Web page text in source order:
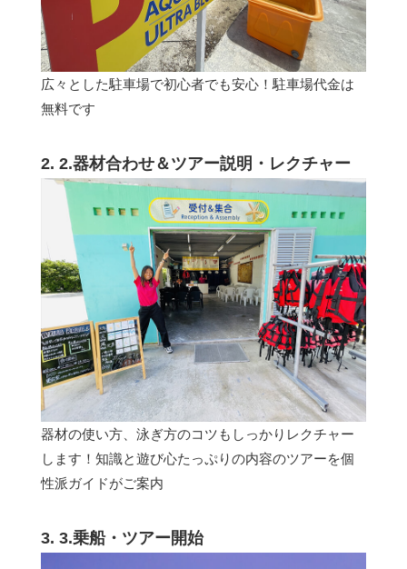
広々とした駐車場で初心者でも安心！駐車場代金は
無料です
2. 2.器材合わせ＆ツアー説明・レクチャー
器材の使い方、泳ぎ方のコツもしっかりレクチャー
します！知識と遊び心たっぷりの内容のツアーを個
性派ガイドがご案内
3. 3.乗船・ツアー開始